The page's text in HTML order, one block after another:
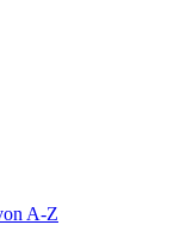
A-Z